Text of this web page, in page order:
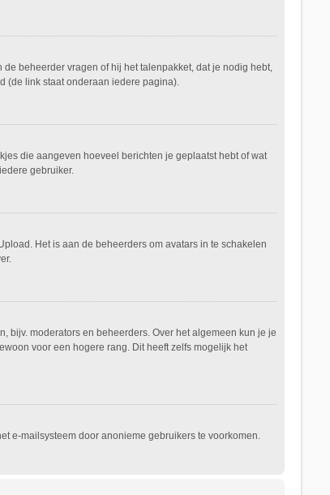
beheerder vragen of hij het talenpakket, dat je nodig hebt,
(de link staat onderaan iedere pagina).
die aangeven hoeveel berichten je geplaatst hebt of wat
gebruiker.
Het is aan de beheerders om avatars in te schakelen
bijv. moderators en beheerders. Over het algemeen kun je je
voor een hogere rang. Dit heeft zelfs mogelijk het
e-mailsysteem door anonieme gebruikers te voorkomen.